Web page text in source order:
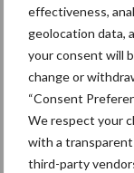
effectiveness,
geolocation data,
your consent will
change or
“Consent
We respect your
with a
third-party